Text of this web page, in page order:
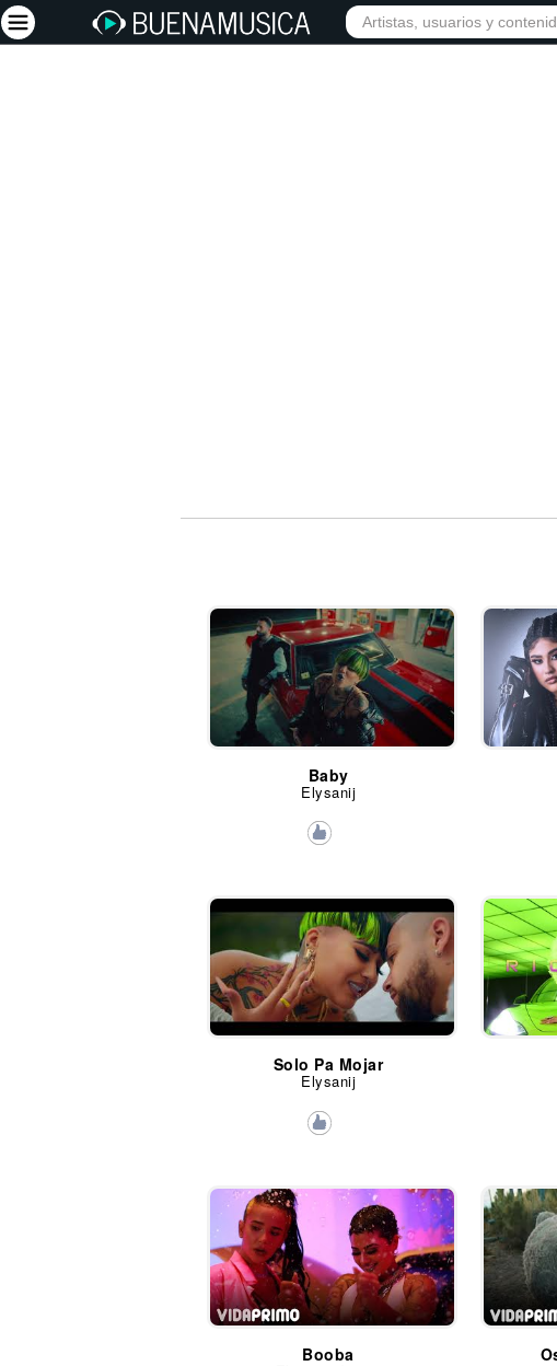
Baby
Elysanij
Solo Pa Mojar
Elysanij
Booba